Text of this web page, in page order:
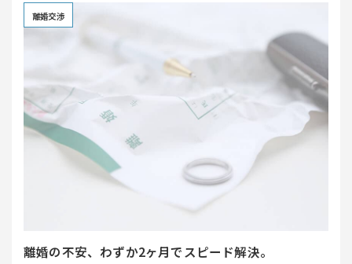
離婚交渉
離婚の不安、わずか2ヶ月でスピード解決。